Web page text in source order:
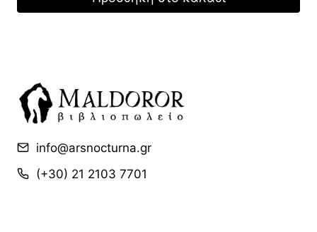
15,90 €.είναι:
info@arsnocturna.gr
(+30) 21 2103 7701